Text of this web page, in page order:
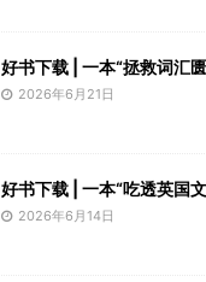
好书下载 | 一本“拯救词汇
2026年6月21日
好书下载 | 一本“吃透英国
2026年6月14日